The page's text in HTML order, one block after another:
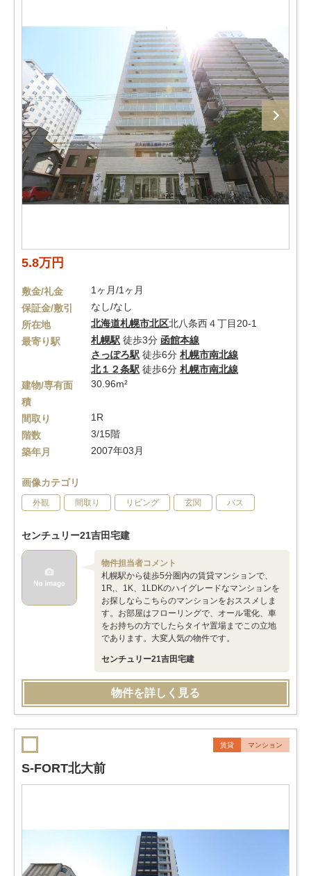
5.8万円
敷金/礼金
1ヶ月/1ヶ月
保証金/敷引
なし/なし
所在地
北海道札幌市北区北八条西４丁目20-1
最寄り駅
札幌駅 徒歩3分 函館本線
さっぽろ駅 徒歩6分 札幌市南北線
北１２条駅 徒歩6分 札幌市南北線
建物/専有面
積
30.96m²
間取り
1R
階数
3/15階
築年月
2007年03月
画像カテゴリ
外観 間取り リビング 玄関 バス
センチュリー21吉田宅建
物件担当者コメント
札幌駅から徒歩5分圏内の賃貸マンションで、
1R,、1K、1LDKのハイグレードなマンションを
お探しならこちらのマンションをおススメしま
す。お部屋はフローリングで、オール電化、車
をお持ちの方でしたらタイヤ置場までこの立地
であります。大変人気の物件です。
センチュリー21吉田宅建
物件を詳しく見る
賃貸 マンション
S-FORT北大前